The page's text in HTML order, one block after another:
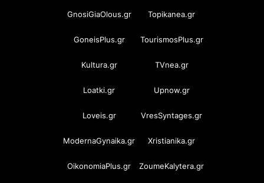
GnosiGiaOlous.gr Topikanea.gr
GoneisPlus.gr TourismosPlus.gr
Kultura.gr TVnea.gr
Loatki.gr Upnow.gr
Loveis.gr VresSyntages.gr
ModernaGynaika.gr Xristianika.gr
OikonomiaPlus.gr ZoumeKalytera.gr